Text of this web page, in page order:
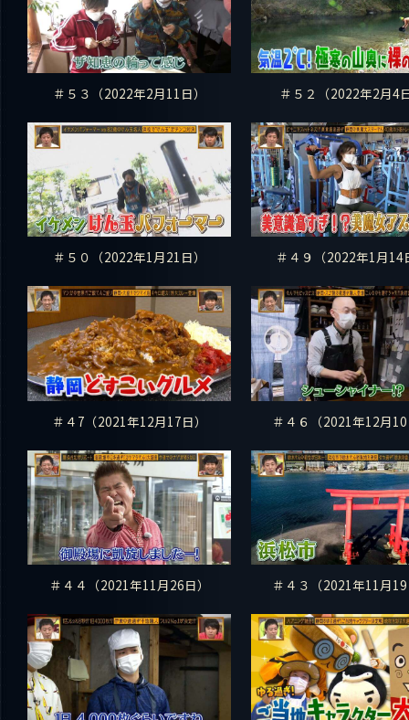
＃５３（2022年2月11日） ＃５２（2022年2月4
＃５０（2022年1月21日） ＃４９（2022年1月14
＃４7（2021年12月17日） ＃４６（2021年12月
＃４４（2021年11月26日） ＃４３（2021年11月